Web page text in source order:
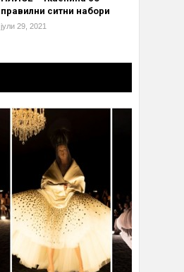
правилни ситни набори
јули 29, 2021